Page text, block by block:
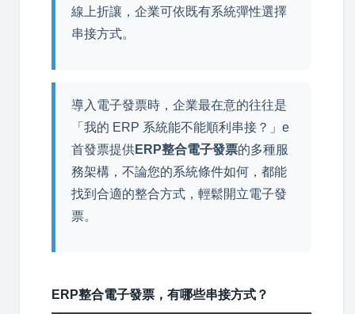
線上折讓，企業可依既有系統彈性選擇
串接方式。
導入電子發票時，企業最在意的往往是
「我的 ERP 系統能不能順利串接？」e
首發票提供ERP整合電子發票的多種服
務架構，不論您的系統條件如何，都能
找到合適的整合方式，輕鬆開立電子發
票。
ERP整合電子發票，有哪些串接方式？